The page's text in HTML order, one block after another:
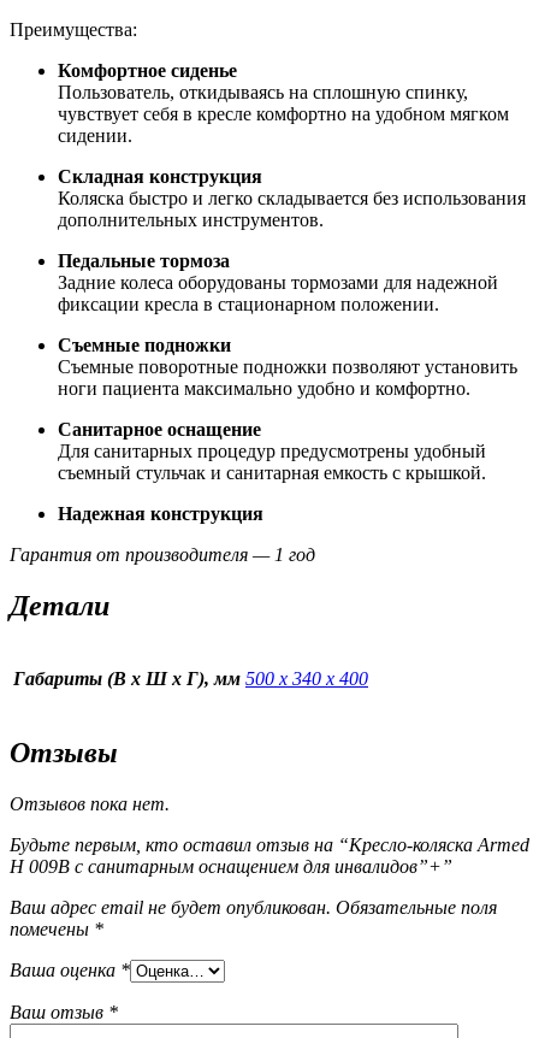
Преимущества:
Комфортное сиденье
Пользователь, откидываясь на сплошную спинку,
чувствует себя в кресле комфортно на удобном мягком
сидении.
Складная конструкция
Коляска быстро и легко складывается без использования
дополнительных инструментов.
Педальные тормоза
Задние колеса оборудованы тормозами для надежной
фиксации кресла в стационарном положении.
Съемные подножки
Съемные поворотные подножки позволяют установить
ноги пациента максимально удобно и комфортно.
Санитарное оснащение
Для санитарных процедур предусмотрены удобный
съемный стульчак и санитарная емкость с крышкой.
Надежная конструкция
Гарантия от производителя — 1 год
Детали
Габариты (В х Ш х Г), мм 500 х 340 х 400
Отзывы
Отзывов пока нет.
Будьте первым, кто оставил отзыв на “Кресло-коляска Armed
H 009B с санитарным оснащением для инвалидов”+”
Ваш адрес email не будет опубликован. Обязательные поля
помечены *
Ваша оценка *
Ваш отзыв *